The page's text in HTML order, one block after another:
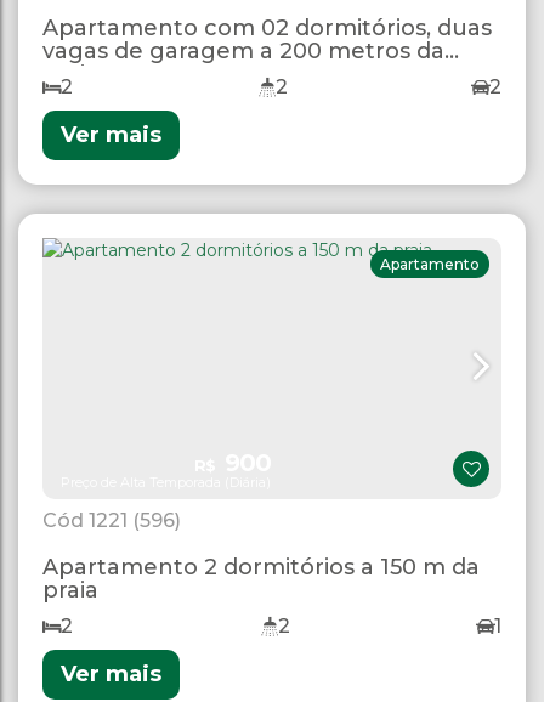
Apartamento com 02 dormitórios, duas
vagas de garagem a 200 metros da
praia.
2 2 2
Ver mais
1221 (596)
Apartamento
Apartamento 2 dormitórios a 150 m da
praia
2 2 1
Ver mais